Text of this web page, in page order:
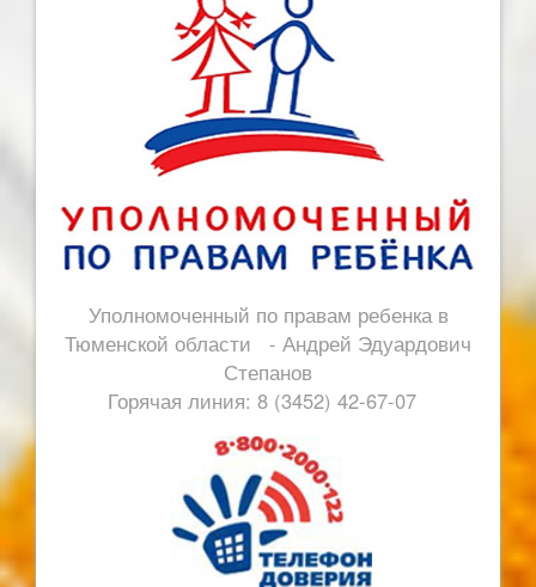
Уполномоченный по правам ребенка в
Тюменской области - Андрей Эдуардович
Степанов
Горячая линия: 8 (3452) 42-67-07